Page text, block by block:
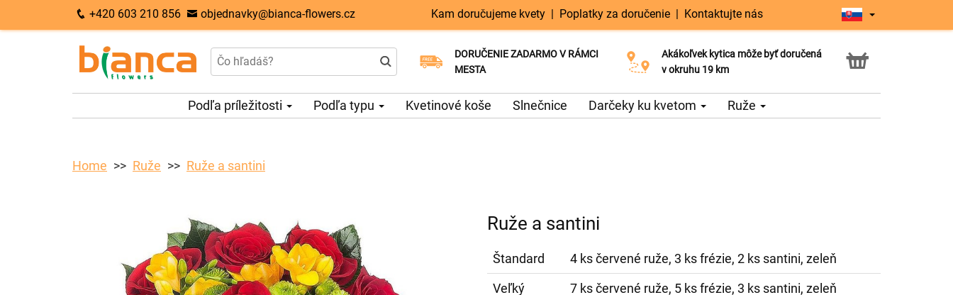
+420 603 210 856 objednavky@bianca-flowers.cz Kam doručujeme kvety | Poplatky za doručenie | Kontaktujte nás
DORUČENIE ZADARMO V RÁMCI
MESTA
Doručenie v ten istý deň k dispozícii
Vyberte si dátum doručenia
Akákoľvek kytica môže byť doručená
v okruhu 19 km
Služba Click & Collect
Podľa príležitosti Podľa typu Kvetinové koše Slnečnice Darčeky ku kvetom Ruže
Home Ruže Ruže a santini
Ruže a santini
Štandard
4 ks červené ruže, 3 ks frézie, 2 ks santini, zeleň
Veľký
7 ks červené ruže, 5 ks frézie, 3 ks santini, zeleň